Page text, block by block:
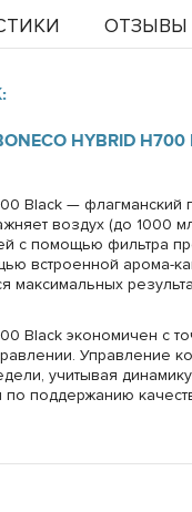
ОТЗЫВЫ
HYBRID
Black —
воздух (до 1000
с помощью фильтра
встроенной арома-
максимальных
Black экономичен с
Управление
учитывая
поддержанию